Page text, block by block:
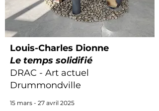
Louis-Charles Dionne
Le temps solidifié
DRAC - Art actuel
Drummondville
15 mars - 27 avril 2025